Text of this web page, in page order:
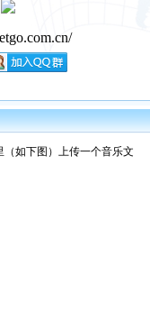
（如下图）上传一个音乐文